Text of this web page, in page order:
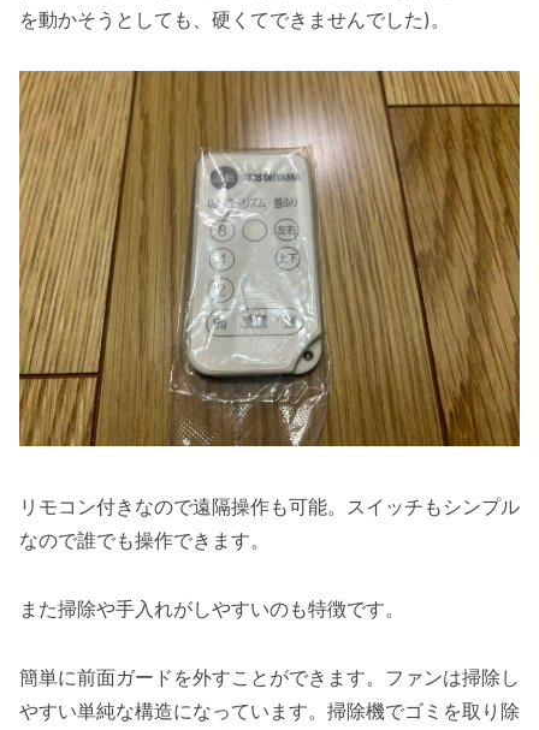
を動かそうとしても、硬くてできませんでした)。
リモコン付きなので遠隔操作も可能。スイッチもシンプル
なので誰でも操作できます。
また掃除や手入れがしやすいのも特徴です。
簡単に前面ガードを外すことができます。ファンは掃除し
やすい単純な構造になっています。掃除機でゴミを取り除